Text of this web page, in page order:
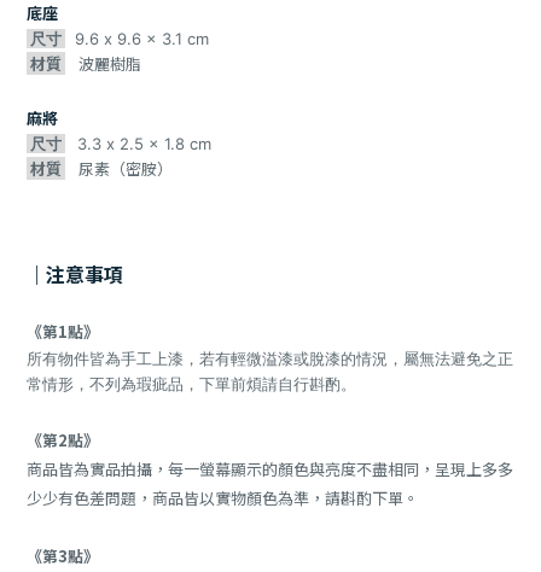
底座
尺寸 9.6 x 9.6 x 3.1 cm
材質 波麗樹脂
麻將
尺寸 3.3 x 2.5 x 1.8 cm
材質 尿素（密胺）
｜注意事項
《第1點》
所有物件皆為手工上漆 ，若有輕微溢漆或脫漆的情況，屬無法避免之正
常情形，不列為瑕疵品，下單前煩請自行斟酌。
《第2點》
商品皆為實品拍攝，每一螢幕顯示的顏色與亮度不盡相同，呈現上多多
少少有色差問題，商品皆以實物顏色為準，請斟酌下單。
《第3點》